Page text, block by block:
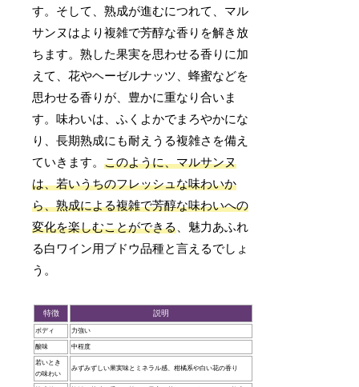
す。そして、熟成が進むにつれて、マル
サンヌはより複雑で芳醇な香りを解き放
ちます。熟した果実を思わせる香りに加
えて、花やヘーゼルナッツ、蜂蜜などを
思わせる香りが、豊かに重なり合いま
す。味わいは、ふくよかでまろやかにな
り、長期熟成にも耐えうる複雑さを備え
ていきます。このように、マルサンヌ
は、若いうちのフレッシュな味わいか
ら、熟成による複雑で芳醇な味わいへの
変化を楽しむことができる 、魅力あふれ
る白ワイン用ブドウ品種と言えるでしょ
う。
特徴 説明
ボディ 力強い
酸味 中程度
若いとき
の味わい
みずみずしい果実味とミネラル感、柑橘系や白い花の香り